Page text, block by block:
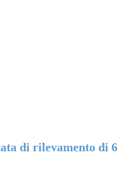
di rilevamento di 6